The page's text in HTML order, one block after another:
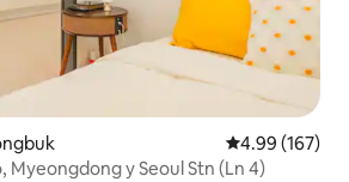
Calificación
4.99 (167)
Myeongdong y Seoul Stn (Ln 4)